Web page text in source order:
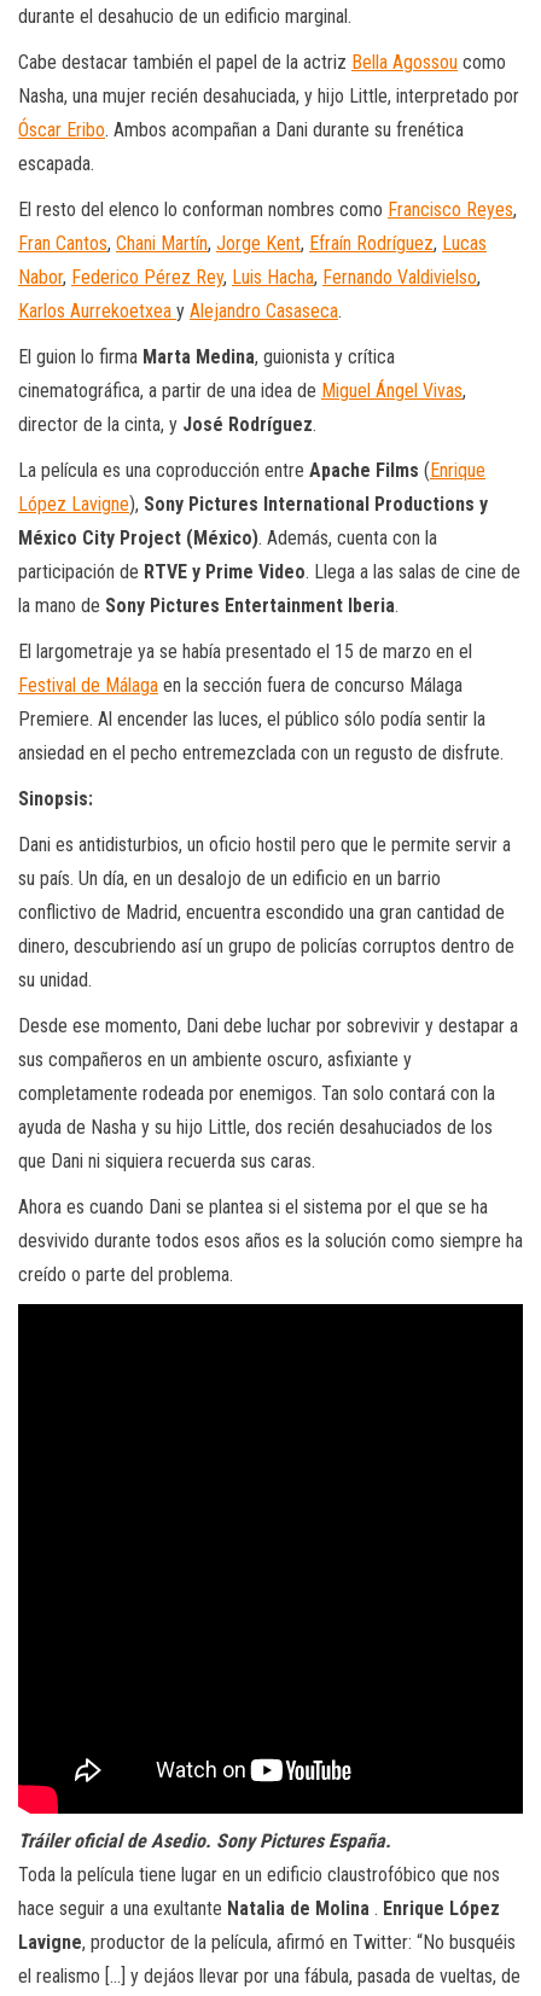
durante el desahucio de un edificio marginal.
Cabe destacar también el papel de la actriz Bella Agossou como
Nasha, una mujer recién desahuciada, y hijo Little, interpretado por
Óscar Eribo. Ambos acompañan a Dani durante su frenética
escapada.
El resto del elenco lo conforman nombres como Francisco Reyes,
Fran Cantos, Chani Martín, Jorge Kent, Efraín Rodríguez, Lucas
Nabor, Federico Pérez Rey, Luis Hacha, Fernando Valdivielso,
Karlos Aurrekoetxea y Alejandro Casaseca.
El guion lo firma Marta Medina, guionista y crítica
cinematográfica, a partir de una idea de Miguel Ángel Vivas,
director de la cinta, y José Rodríguez.
La película es una coproducción entre Apache Films (Enrique
López Lavigne), Sony Pictures International Productions y
México City Project (México). Además, cuenta con la
participación de RTVE y Prime Video. Llega a las salas de cine de
la mano de Sony Pictures Entertainment Iberia.
El largometraje ya se había presentado el 15 de marzo en el
Festival de Málaga en la sección fuera de concurso Málaga
Premiere. Al encender las luces, el público sólo podía sentir la
ansiedad en el pecho entremezclada con un regusto de disfrute.
Sinopsis:
Dani es antidisturbios, un oficio hostil pero que le permite servir a
su país. Un día, en un desalojo de un edificio en un barrio
conflictivo de Madrid, encuentra escondido una gran cantidad de
dinero, descubriendo así un grupo de policías corruptos dentro de
su unidad.
Desde ese momento, Dani debe luchar por sobrevivir y destapar a
sus compañeros en un ambiente oscuro, asfixiante y
completamente rodeada por enemigos. Tan solo contará con la
ayuda de Nasha y su hijo Little, dos recién desahuciados de los
que Dani ni siquiera recuerda sus caras.
Ahora es cuando Dani se plantea si el sistema por el que se ha
desvivido durante todos esos años es la solución como siempre ha
creído o parte del problema.
Tráiler oficial de Asedio. Sony Pictures España.
Toda la película tiene lugar en un edificio claustrofóbico que nos
hace seguir a una exultante Natalia de Molina . Enrique López
Lavigne, productor de la película, afirmó en Twitter: “No busquéis
el realismo […] y dejáos llevar por una fábula, pasada de vueltas, de